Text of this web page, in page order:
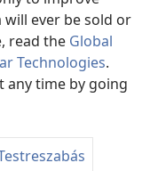
ever be sold or
read the Global
Technologies.
any time by going
Következő
Society of